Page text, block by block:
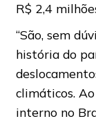
R$ 2,4
“São, sem
história do
climáticos.
interno no